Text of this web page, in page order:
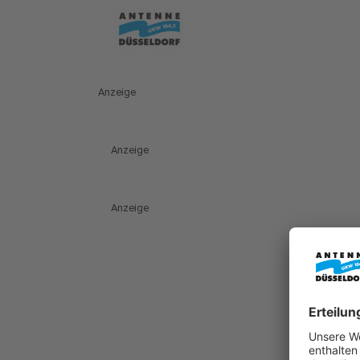
Anzeige
Anzeige
Anzeige